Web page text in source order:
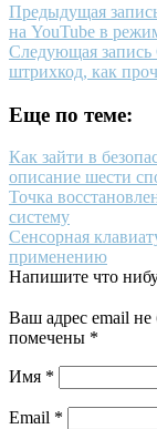
Предыдущая
на YouTube в
Следующая запись
штрихкод, как
Еще по теме:
Как зайти в
описание шести
Точка
систему
Сенсорная
применению
Напишите что
Ваш адрес email не
помечены *
Имя *
Email *